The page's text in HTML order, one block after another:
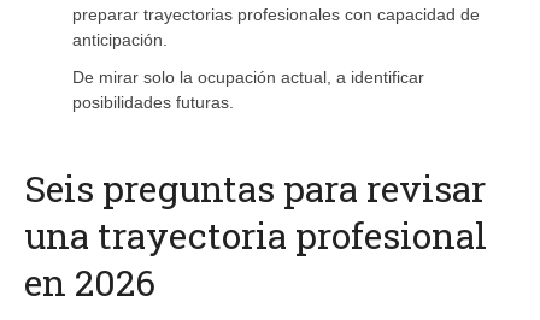
preparar trayectorias profesionales con capacidad de
anticipación.
De mirar solo la ocupación actual, a identificar
posibilidades futuras.
Seis preguntas para revisar
una trayectoria profesional
en 2026